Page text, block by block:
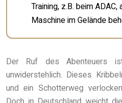
Training, z.B. beim
Maschine im Gelände
Der Ruf des Abenteuers
unwiderstehlich. Dieses
und ein Schotterweg